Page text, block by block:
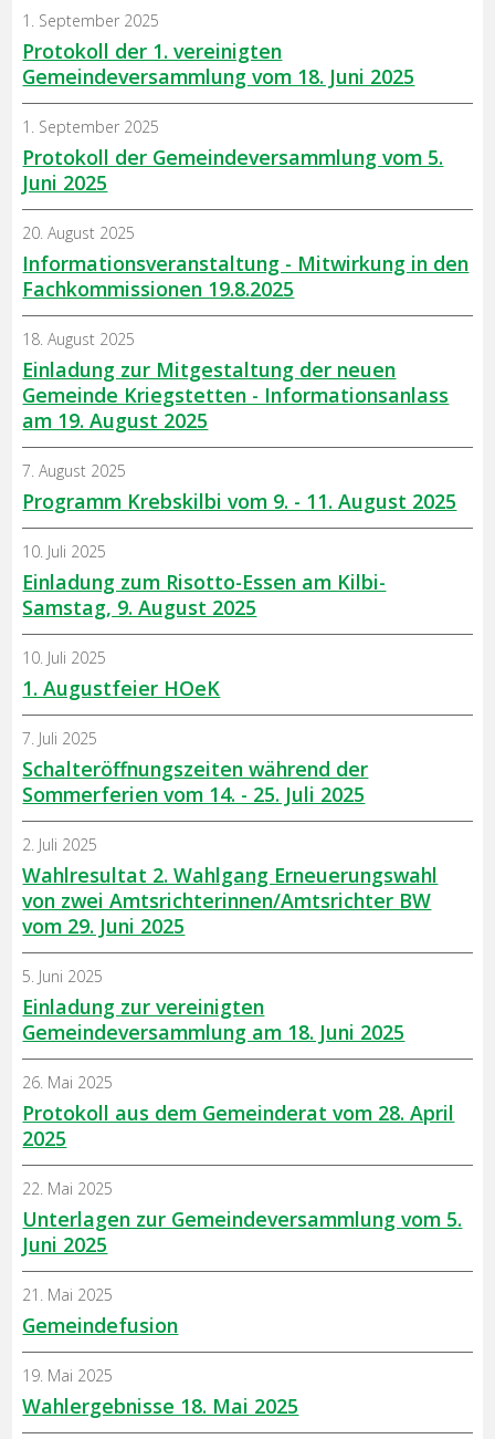
Protokoll der 1. vereinigten
Gemeindeversammlung vom 18. Juni 2025
1. September 2025
Protokoll der Gemeindeversammlung vom 5.
Juni 2025
1. September 2025
Informationsveranstaltung - Mitwirkung in den
Fachkommissionen 19.8.2025
20. August 2025
Einladung zur Mitgestaltung der neuen
Gemeinde Kriegstetten - Informationsanlass
am 19. August 2025
18. August 2025
Programm Krebskilbi vom 9. - 11. August 2025
7. August 2025
Einladung zum Risotto-Essen am Kilbi-
Samstag, 9. August 2025
10. Juli 2025
1. Augustfeier HOeK
10. Juli 2025
Schalteröffnungszeiten während der
Sommerferien vom 14. - 25. Juli 2025
7. Juli 2025
Wahlresultat 2. Wahlgang Erneuerungswahl
von zwei Amtsrichterinnen/Amtsrichter BW
vom 29. Juni 2025
2. Juli 2025
Einladung zur vereinigten
Gemeindeversammlung am 18. Juni 2025
5. Juni 2025
Protokoll aus dem Gemeinderat vom 28. April
2025
26. Mai 2025
Unterlagen zur Gemeindeversammlung vom 5.
Juni 2025
22. Mai 2025
Gemeindefusion
21. Mai 2025
Wahlergebnisse 18. Mai 2025
19. Mai 2025